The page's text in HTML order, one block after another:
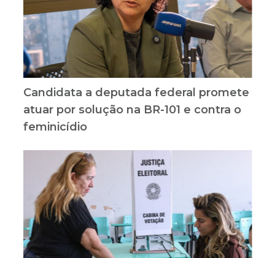
Candidata a deputada federal promete
atuar por solução na BR-101 e contra o
feminicídio